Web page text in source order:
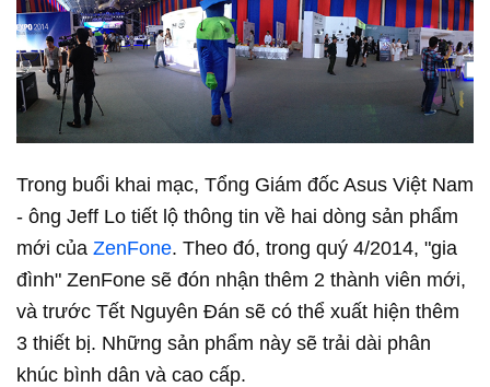
Trong buổi khai mạc, Tổng Giám đốc Asus Việt Nam
- ông Jeff Lo tiết lộ thông tin về hai dòng sản phẩm
mới của ZenFone. Theo đó, trong quý 4/2014, "gia
đình" ZenFone sẽ đón nhận thêm 2 thành viên mới,
và trước Tết Nguyên Đán sẽ có thể xuất hiện thêm
3 thiết bị. Những sản phẩm này sẽ trải dài phân
khúc bình dân và cao cấp.